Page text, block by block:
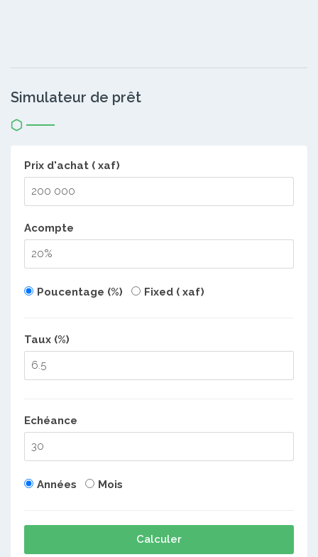
Simulateur de prêt
Prix d'achat ( xaf)
Acompte
Poucentage (%) Fixed ( xaf)
Taux (%)
Echéance
Années Mois
Calculer